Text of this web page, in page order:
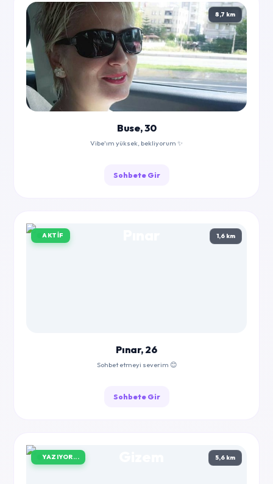
8,7 km
Buse, 30
Vibe'ım yüksek, bekliyorum ✨
Sohbete Gir
AKTIF 1,6 km
Pınar, 26
Sohbet etmeyi severim 😊
Sohbete Gir
YAZIYOR... 5,6 km